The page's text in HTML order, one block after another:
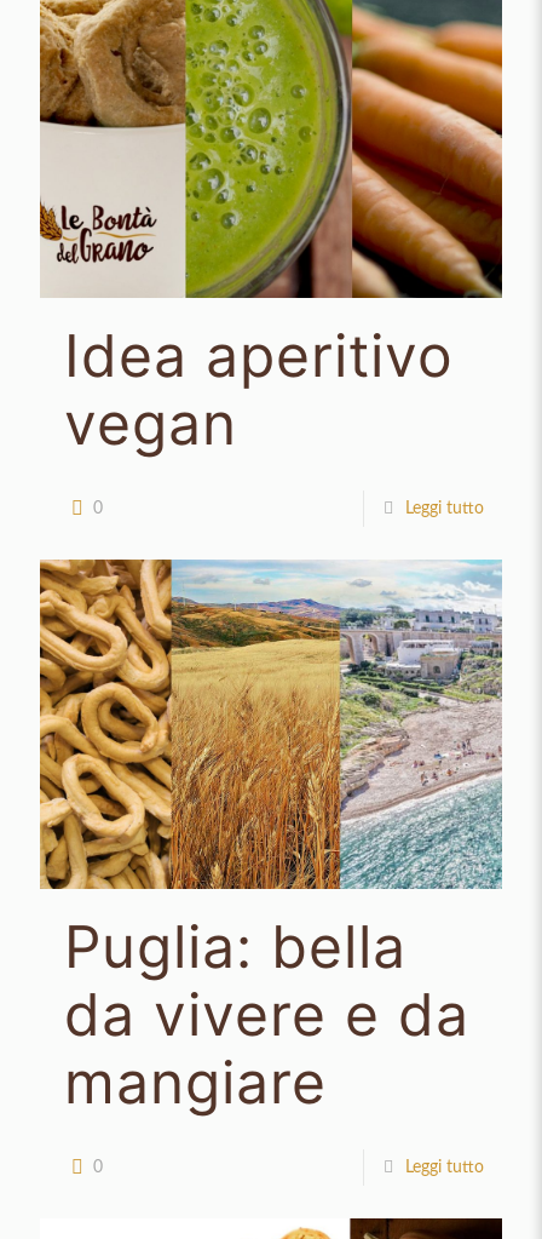
Idea aperitivo
vegan
0 Leggi tutto
Puglia: bella
da vivere e da
mangiare
0 Leggi tutto